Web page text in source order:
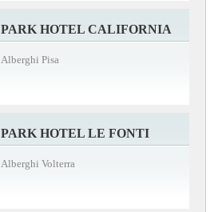
PARK HOTEL CALIFORNIA
Alberghi Pisa
PARK HOTEL LE FONTI
Alberghi Volterra